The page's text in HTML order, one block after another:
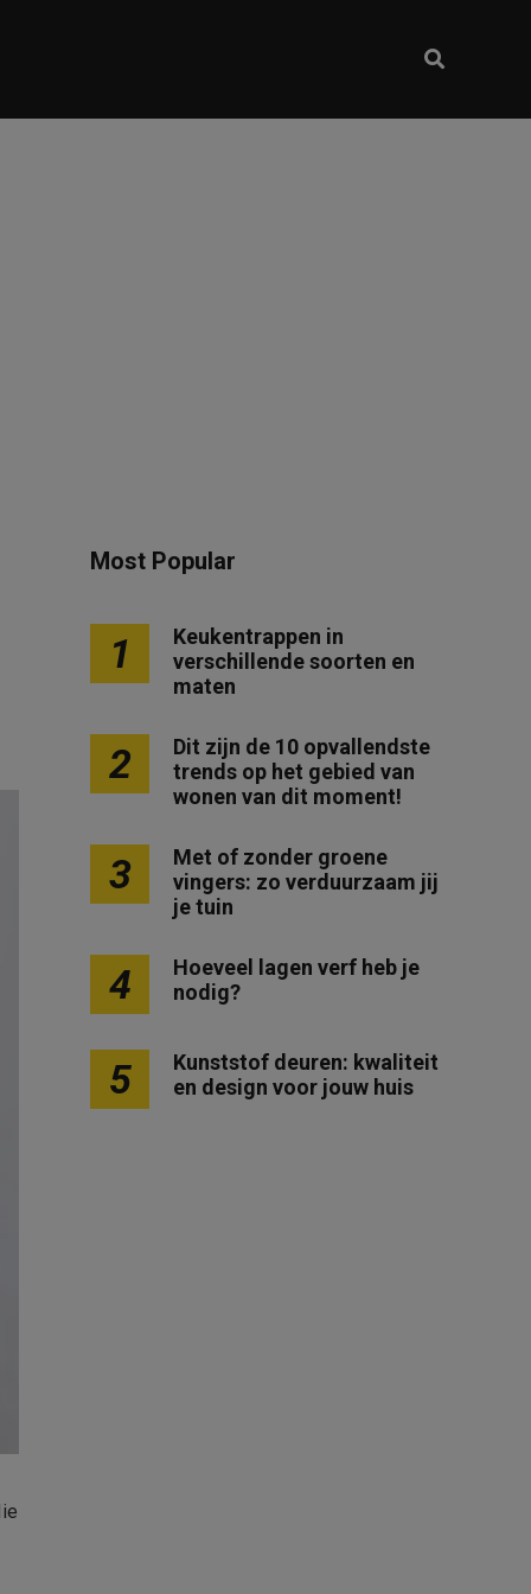
Most Popular
1
Keukentrappen in
verschillende soorten en
maten
2
Dit zijn de 10 opvallendste
trends op het gebied van
wonen van dit moment!
3
Met of zonder groene
vingers: zo verduurzaam jij
je tuin
4
Hoeveel lagen verf heb je
nodig?
5
Kunststof deuren: kwaliteit
en design voor jouw huis